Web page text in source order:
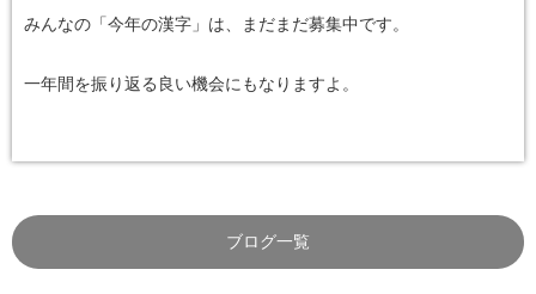
みんなの「今年の漢字」は、まだまだ募集中です。
一年間を振り返る良い機会にもなりますよ。
ブログ一覧